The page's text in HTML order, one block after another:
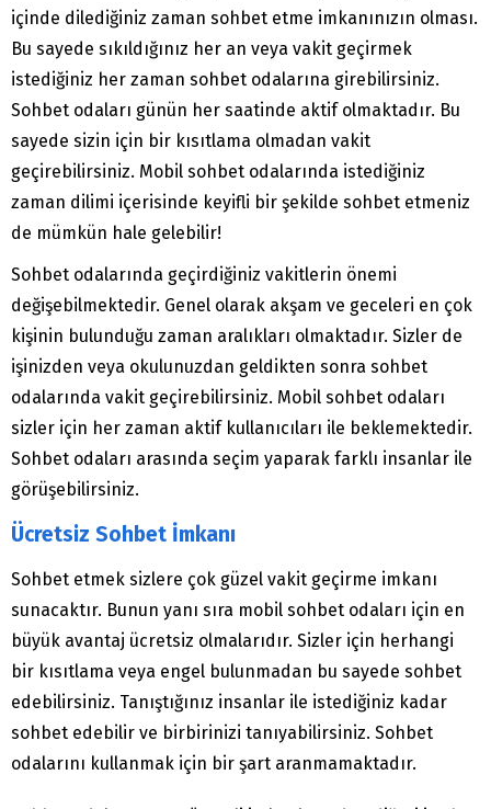
içinde dilediğiniz zaman sohbet etme imkanınızın olması.
Bu sayede sıkıldığınız her an veya vakit geçirmek
istediğiniz her zaman sohbet odalarına girebilirsiniz.
Sohbet odaları günün her saatinde aktif olmaktadır. Bu
sayede sizin için bir kısıtlama olmadan vakit
geçirebilirsiniz. Mobil sohbet odalarında istediğiniz
zaman dilimi içerisinde keyifli bir şekilde sohbet etmeniz
de mümkün hale gelebilir!
Sohbet odalarında geçirdiğiniz vakitlerin önemi
değişebilmektedir. Genel olarak akşam ve geceleri en çok
kişinin bulunduğu zaman aralıkları olmaktadır. Sizler de
işinizden veya okulunuzdan geldikten sonra sohbet
odalarında vakit geçirebilirsiniz. Mobil sohbet odaları
sizler için her zaman aktif kullanıcıları ile beklemektedir.
Sohbet odaları arasında seçim yaparak farklı insanlar ile
görüşebilirsiniz.
Ücretsiz Sohbet İmkanı
Sohbet etmek sizlere çok güzel vakit geçirme imkanı
sunacaktır. Bunun yanı sıra mobil sohbet odaları için en
büyük avantaj ücretsiz olmalarıdır. Sizler için herhangi
bir kısıtlama veya engel bulunmadan bu sayede sohbet
edebilirsiniz. Tanıştığınız insanlar ile istediğiniz kadar
sohbet edebilir ve birbirinizi tanıyabilirsiniz. Sohbet
odalarını kullanmak için bir şart aranmamaktadır.